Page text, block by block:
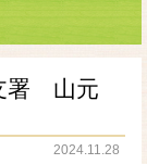
署 山元
2024.11.28